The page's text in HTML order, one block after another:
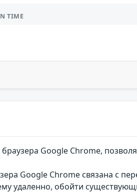
TIME
браузера Google Chrome,
Google Chrome связана с
удаленно, обойти